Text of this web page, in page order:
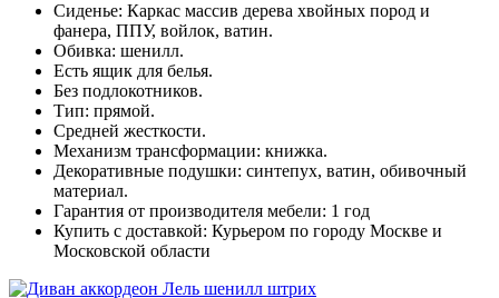
Сиденье: Каркас массив дерева хвойных пород и
фанера, ППУ, войлок, ватин.
Обивка: шенилл.
Есть ящик для белья.
Без подлокотников.
Тип: прямой.
Средней жесткости.
Механизм трансформации: книжка.
Декоративные подушки: синтепух, ватин, обивочный
материал.
Гарантия от производителя мебели: 1 год
Купить с доставкой: Курьером по городу Москве и
Московской области